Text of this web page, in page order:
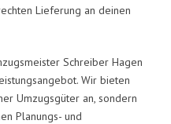
Lieferung an deinen
Schreiber Hagen
Wir bieten
Umzugsgüter an, sondern
Planungs- und